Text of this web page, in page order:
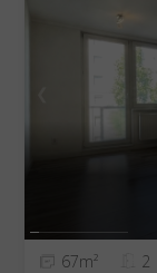
67m² 2